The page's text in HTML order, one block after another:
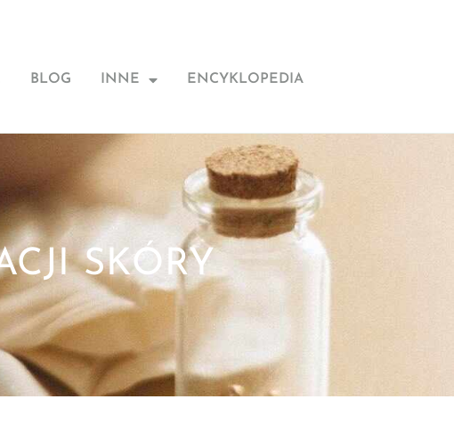
BLOG INNE ENCYKLOPEDIA
SKÓRY